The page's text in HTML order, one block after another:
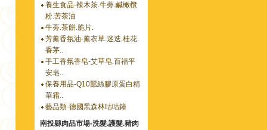
養生食品-辣木茶.牛蒡.鹹橄欖
粉.苦茶油
牛蒡.茶餅.脆片.
芳薰香氛油-薰衣草.迷迭.桂花.
香茅..
手工香氛香皂-艾草皂.百福平
安皂..
保養用品-Q10蠶絲膠原蛋白精
華霜..
藝品類-德國黑森林咕咕鐘
南投縣肉品市場-洗髮.護髮.豬肉